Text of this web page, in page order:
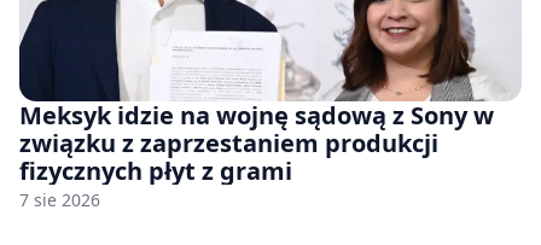
Meksyk idzie na wojnę sądową z Sony w
związku z zaprzestaniem produkcji
fizycznych płyt z grami
7 sie 2026